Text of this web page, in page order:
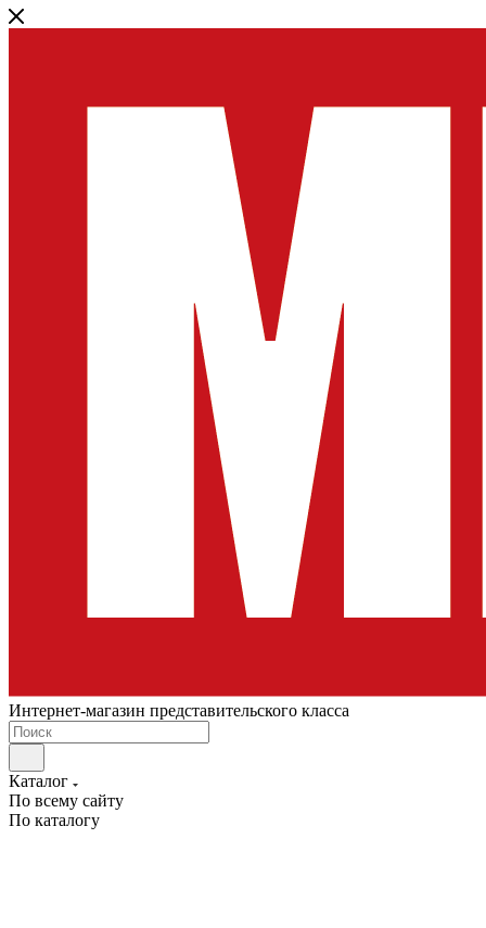
Интернет-магазин представительского класса
Каталог
По всему сайту
По каталогу